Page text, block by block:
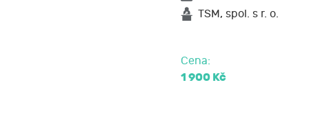
požadovat
TSM, spol. s r. o.
Cena:
1 900 Kč